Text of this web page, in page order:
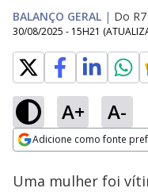
BALANÇO GERAL | Do R7
30/08/2025 - 15H21
A+ A-
Adicione como fonte
Ativar
Loaded
Uma mulher foi